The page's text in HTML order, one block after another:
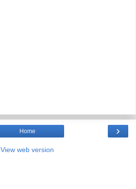
›
Home
View web version